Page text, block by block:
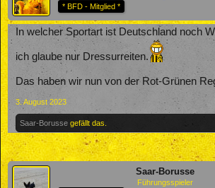
* BFD - Mitglied *
In welcher Sportart ist Deutschland noch
ich glaube nur Dressurreiten.
Das haben wir nun von der Rot-Grünen
3. August 2023
Saar-Borusse gefällt das.
Saar-Borusse
Führungsspieler